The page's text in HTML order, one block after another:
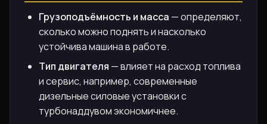
Грузоподъёмность и масса — определяют,
сколько можно поднять и насколько
устойчива машина в работе.
Тип двигателя — влияет на расход топлива
и сервис, например, современные
дизельные силовые установки с
турбонаддувом экономичнее.